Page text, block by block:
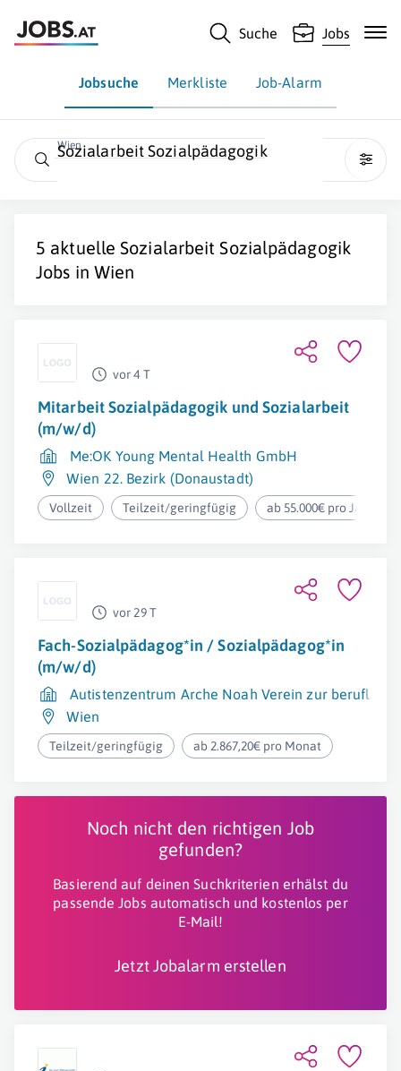
Suche Jobs
Jobsuche Merkliste Job-Alarm
Wien
Sozialarbeit Sozialpädagogik
5 aktuelleSozialarbeit Sozialpädagogik
Jobs in Wien
vor 4 T
Mitarbeit Sozialpädagogik und Sozialarbeit
(m/w/d)
Me:OK Young Mental Health GmbH
Wien 22. Bezirk (Donaustadt)
Vollzeit Teilzeit/geringfügig ab 55.000€ pro Jahr
vor 29 T
Fach-Sozialpädagog*in / Sozialpädagog*in
(m/w/d)
Autistenzentrum Arche Noah Verein zur
Wien
Teilzeit/geringfügig ab 2.867,20€ pro Monat
Noch nicht den richtigen Job
gefunden?
Basierend auf deinen Suchkriterien erhälst du
passende Jobs automatisch und kostenlos per
E-Mail!
Jetzt Jobalarm erstellen